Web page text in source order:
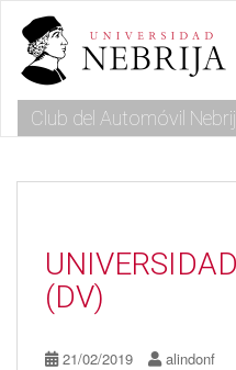
m
Club del Automóvil
(DV)
21/02/2019 alindonf